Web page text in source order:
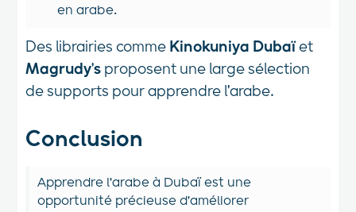
en arabe.
Des librairies comme Kinokuniya Dubaïet
Magrudy's proposent une large sélection
de supports pour apprendre l'arabe.
Conclusion
Apprendre l'arabe à Dubaï est une
opportunité précieuse d'améliorer